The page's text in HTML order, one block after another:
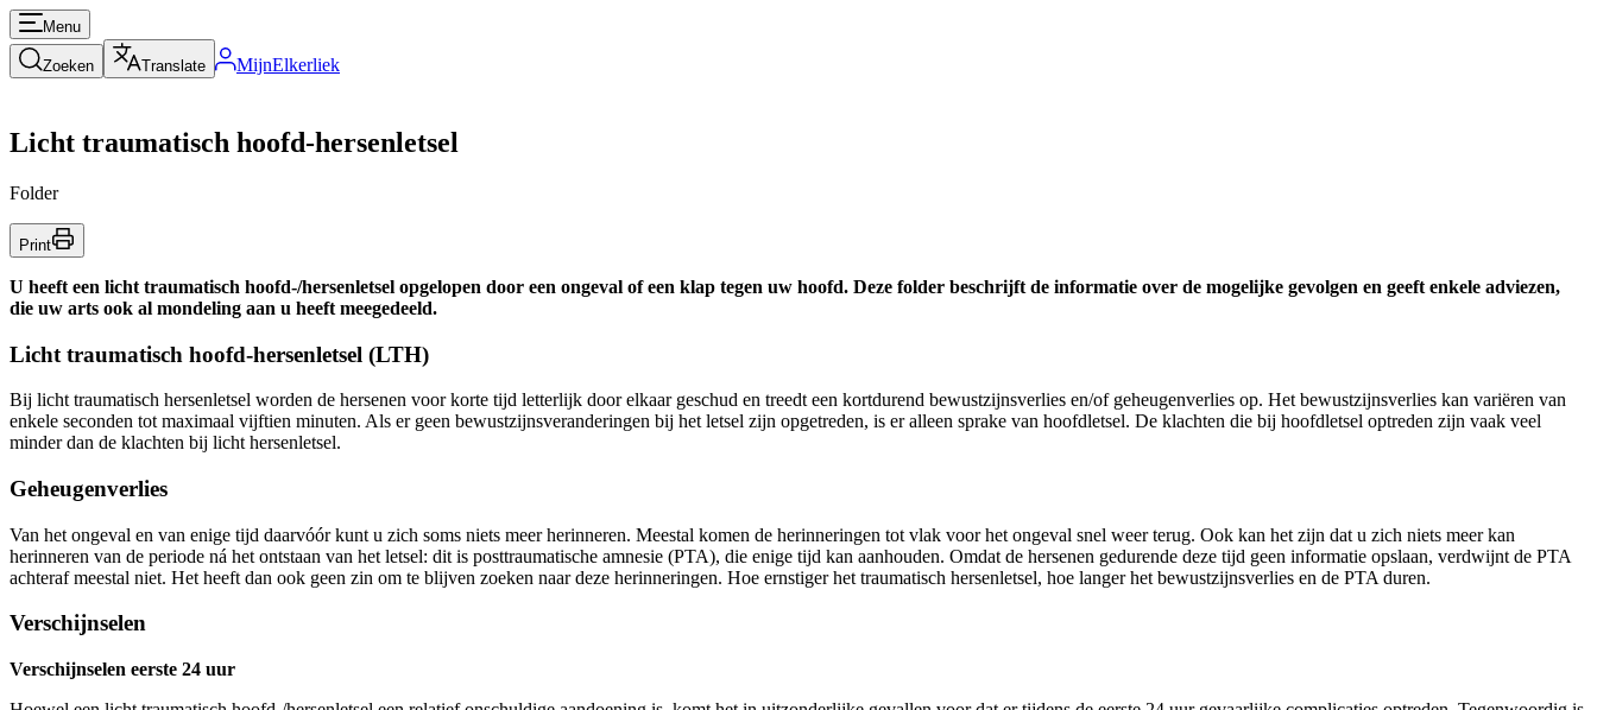
Menu
Zoeken Translate MijnElkerliek
Licht traumatisch hoofd-hersenletsel
Folder
Print
U heeft een licht traumatisch hoofd-/hersenletsel opgelopen door een ongeval of een klap tegen uw hoofd. Deze folder beschrijft de informatie over de mogelijke gevolgen en geeft enkele adviezen,
die uw arts ook al mondeling aan u heeft meegedeeld.
Licht traumatisch hoofd-hersenletsel (LTH)
Bij licht traumatisch hersenletsel worden de hersenen voor korte tijd letterlijk door elkaar geschud en treedt een kortdurend bewustzijnsverlies en/of geheugenverlies op. Het bewustzijnsverlies kan variëren van
enkele seconden tot maximaal vijftien minuten. Als er geen bewustzijnsveranderingen bij het letsel zijn opgetreden, is er alleen sprake van hoofdletsel. De klachten die bij hoofdletsel optreden zijn vaak veel
minder dan de klachten bij licht hersenletsel.
Geheugenverlies
Van het ongeval en van enige tijd daarvóór kunt u zich soms niets meer herinneren. Meestal komen de herinneringen tot vlak voor het ongeval snel weer terug. Ook kan het zijn dat u zich niets meer kan
herinneren van de periode ná het ontstaan van het letsel: dit is posttraumatische amnesie (PTA), die enige tijd kan aanhouden. Omdat de hersenen gedurende deze tijd geen informatie opslaan, verdwijnt de PTA
achteraf meestal niet. Het heeft dan ook geen zin om te blijven zoeken naar deze herinneringen. Hoe ernstiger het traumatisch hersenletsel, hoe langer het bewustzijnsverlies en de PTA duren.
Verschijnselen
Verschijnselen eerste 24 uur